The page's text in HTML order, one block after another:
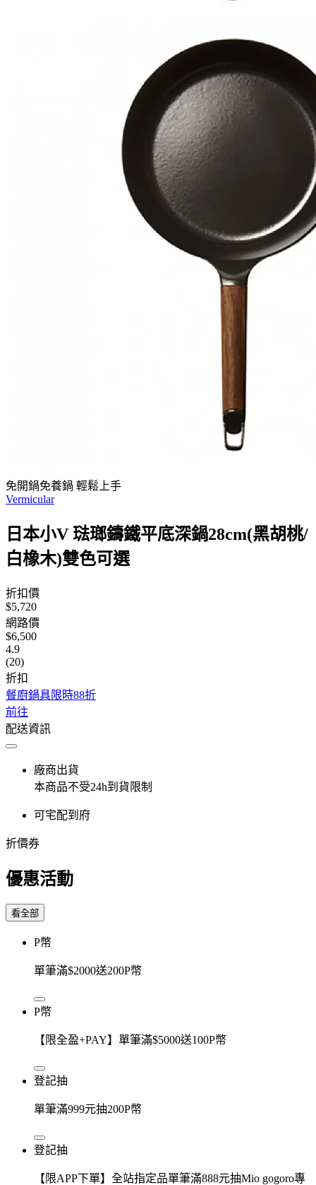
免開鍋免養鍋 輕鬆上手
Vermicular
日本小V 琺瑯鑄鐵平底深鍋28cm(黑胡桃/
白橡木)雙色可選
折扣價
$5,720
網路價
$6,500
4.9
(20)
折扣
餐廚鍋具限時88折
前往
配送資訊
廠商出貨
本商品不受24h到貨限制
可宅配到府
折價券
優惠活動
看全部
P幣
單筆滿$2000送200P幣
P幣
【限全盈+PAY】單筆滿$5000送100P幣
登記抽
單筆滿999元抽200P幣
登記抽
【限APP下單】全站指定品單筆滿888元抽Mio gogoro專